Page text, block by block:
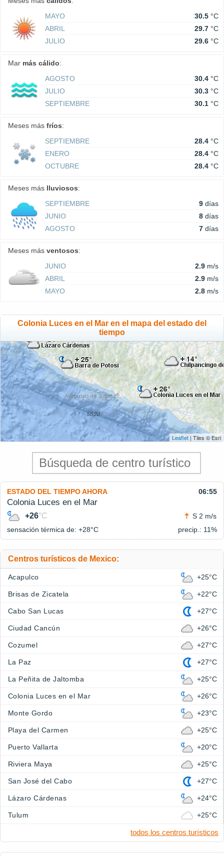
MAYO
30.5 °C
ABRIL
29.7 °C
JULIO
29.6 °C
Mar más cálido:
AGOSTO
30.4 °C
JULIO
30.3 °C
SEPTIEMBRE
30.1 °C
Meses más fríos:
SEPTIEMBRE
28.4 °C
ENERO
28.4 °C
OCTUBRE
28.4 °C
Meses más lluviosos:
SEPTIEMBRE
9 días
JUNIO
8 días
AGOSTO
7 días
Meses más ventosos:
JUNIO
2.9 m/s
ABRIL
2.9 m/s
MAYO
2.8 m/s
Colonia Luces en el Mar en el mapa del estado del
tiempo
Leaflet | Tiles © Esri
ESTADO DEL TIEMPO AHORA 06:55
Colonia Luces en el Mar
+26°C
S 2 m/s
sensación térmica de: +28°C precip.: 11%
Centros turísticos de Mexico:
Acapulco +25°C
Brisas de Zicatela +22°C
Cabo San Lucas +27°C
Ciudad Cancún +26°C
Cozumel +27°C
La Paz +27°C
La Peñita de Jaltomba +25°C
Colonia Luces en el Mar +26°C
Monte Gordo +23°C
Playa del Carmen +25°C
Puerto Vallarta +20°C
Riviera Maya +25°C
San José del Cabo +27°C
Lázaro Cárdenas +24°C
Tulum +25°C
todos los centros turísticos